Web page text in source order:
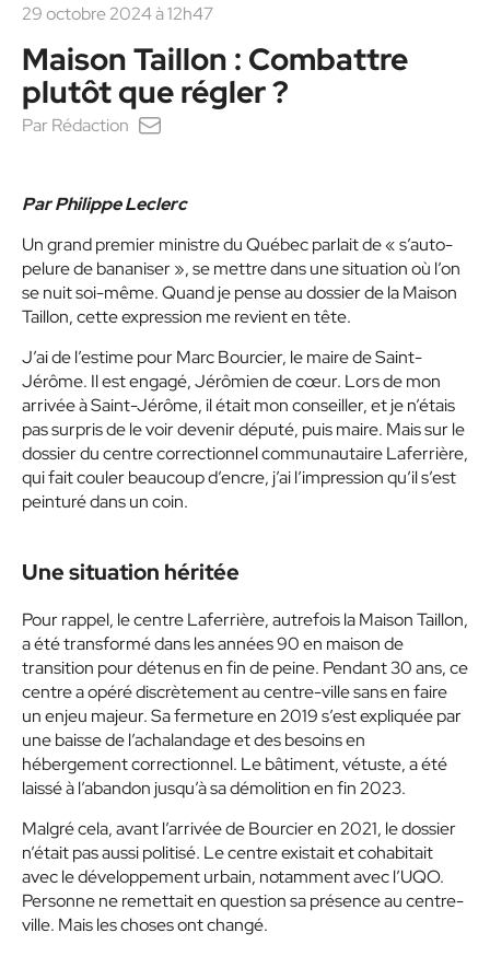
29 octobre 2024 à 12h47
Maison Taillon : Combattre
plutôt que régler ?
Par Rédaction
Par Philippe Leclerc
Un grand premier ministre du Québec parlait de « s’auto-
pelure de bananiser », se mettre dans une situation où l’on
se nuit soi-même. Quand je pense au dossier de la Maison
Taillon, cette expression me revient en tête.
J’ai de l’estime pour Marc Bourcier, le maire de Saint-
Jérôme. Il est engagé, Jérômien de cœur. Lors de mon
arrivée à Saint-Jérôme, il était mon conseiller, et je n’étais
pas surpris de le voir devenir député, puis maire. Mais sur le
dossier du centre correctionnel communautaire Laferrière,
qui fait couler beaucoup d’encre, j’ai l’impression qu’il s’est
peinturé dans un coin.
Une situation héritée
Pour rappel, le centre Laferrière, autrefois la Maison Taillon,
a été transformé dans les années 90 en maison de
transition pour détenus en fin de peine. Pendant 30 ans, ce
centre a opéré discrètement au centre-ville sans en faire
un enjeu majeur. Sa fermeture en 2019 s’est expliquée par
une baisse de l’achalandage et des besoins en
hébergement correctionnel. Le bâtiment, vétuste, a été
laissé à l’abandon jusqu’à sa démolition en fin 2023.
Malgré cela, avant l’arrivée de Bourcier en 2021, le dossier
n’était pas aussi politisé. Le centre existait et cohabitait
avec le développement urbain, notamment avec l’UQO.
Personne ne remettait en question sa présence au centre-
ville. Mais les choses ont changé.